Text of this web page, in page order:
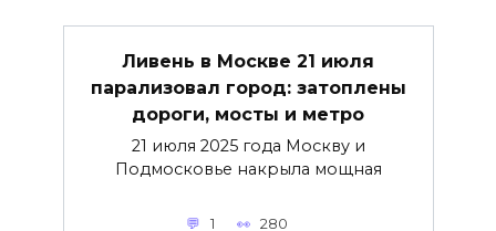
Ливень в Москве 21 июля
парализовал город: затоплены
дороги, мосты и метро
21 июля 2025 года Москву и
Подмосковье накрыла мощная
1 280